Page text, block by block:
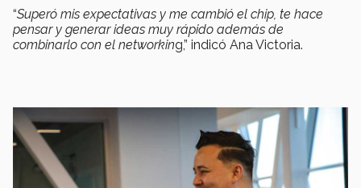
“Superó mis expectativas y me cambió el chip, te hace
pensar y generar ideas muy rápido además de
combinarlo con el networking,” indicó Ana Victoria.